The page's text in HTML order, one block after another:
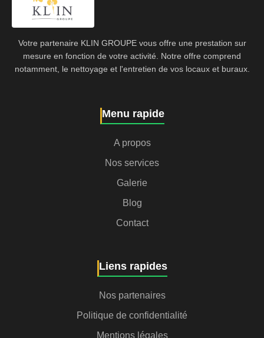
Votre partenaire KLIN GROUPE vous offre une prestation sur
mesure en fonction de votre activité. Notre offre comprend
notamment, le nettoyage et l'entretien de vos locaux et buraux.
Menu rapide
A propos
Nos services
Galerie
Blog
Contact
Liens rapides
Nos partenaires
Politique de confidentialité
Mentions légales